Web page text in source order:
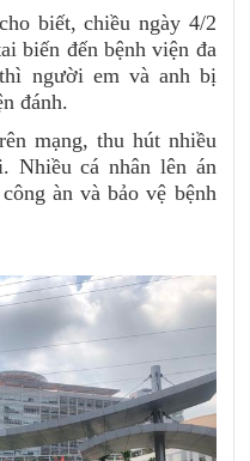
biết, chiều ngày 4/2
biến đến bệnh viện đa
người em và anh bị
đánh.
mạng, thu hút nhiều
Nhiều cá nhân lên án
àn và bảo vệ bệnh